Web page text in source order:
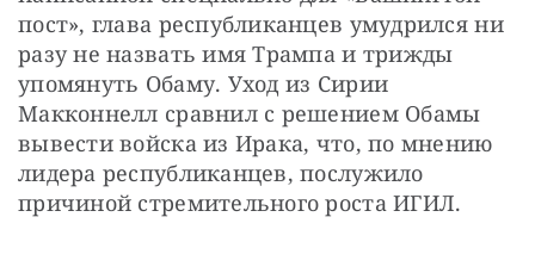
пост», глава республиканцев умудрился ни
разу не назвать имя Трампа и трижды
упомянуть Обаму. Уход из Сирии
Макконнелл сравнил с решением Обамы
вывести войска из Ирака, что, по мнению
лидера республиканцев, послужило
причиной стремительного роста ИГИЛ.